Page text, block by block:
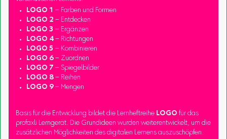
LOGO 1 – Farben und Formen
LOGO 2 – Entdecken
LOGO 3 – Ergänzen
LOGO 4– Richtungen
LOGO 5 – Kombinieren
LOGO 6– Zuordnen
LOGO 7 – Spiegelbilder
LOGO 8– Reihen
LOGO 9– Mengen
Basis für die Entwicklung bildet die Lernheftreihe LOGO für das
profaxli Lerngerät. Die Grundideen wurden weiterentwickelt, um die
zusätzlichen Möglichkeiten des digitalen Lernens auszuschöpfen.